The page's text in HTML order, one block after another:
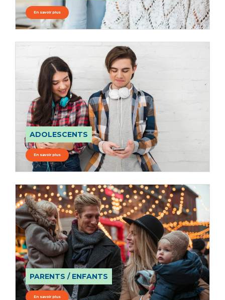
En savoir plus
ADOLESCENTS
En savoir plus
PARENTS / ENFANTS
En savoir plus